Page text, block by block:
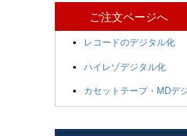
ご注文ページへ
レコードのデジタル化
ハイレゾデジタル化
カセットテープ・MDデ